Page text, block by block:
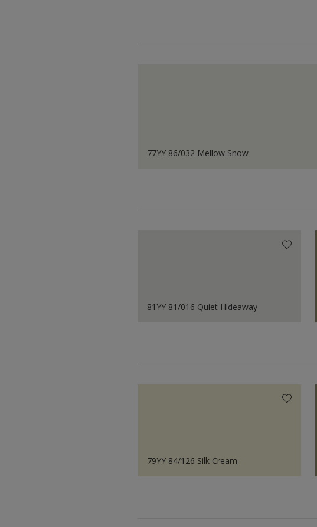
77YY 86/032 Mellow Snow
81YY 81/016 Quiet Hideaway
79YY 84/126 Silk Cream